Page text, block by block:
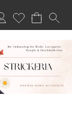
Merkliste